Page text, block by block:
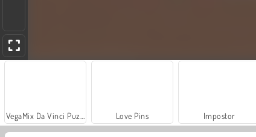
Love Pins Impostor